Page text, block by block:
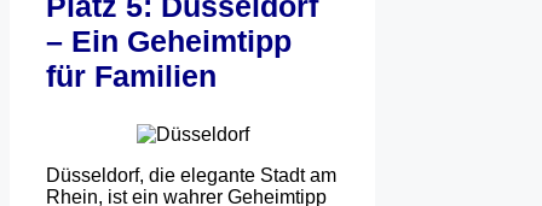
– Ein Geheimtipp
für Familien
Düsseldorf, die elegante Stadt am
Rhein, ist ein wahrer Geheimtipp